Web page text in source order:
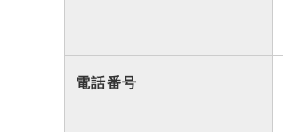
電話番号